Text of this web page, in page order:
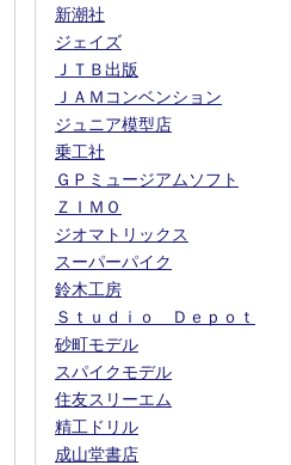
新潮社
ジェイズ
ＪＴＢ出版
ＪＡＭコンベンション
ジュニア模型店
乗工社
ＧＰミュージアムソフト
ＺＩＭＯ
ジオマトリックス
スーパーパイク
鈴木工房
Ｓｔｕｄｉｏ Ｄｅｐｏｔ
砂町モデル
スパイクモデル
住友スリーエム
精工ドリル
成山堂書店